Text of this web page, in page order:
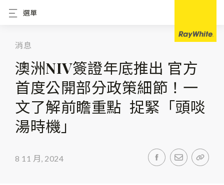
選單
消息
澳洲NIV簽證年底推出 官方
首度公開部分政策細節！一
文了解前瞻重點 捉緊「頭啖
湯時機」
8 11 月, 2024